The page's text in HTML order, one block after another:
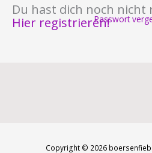
Passwort
Du hast dich noch nicht
Hier registrieren!
Copyright © 2026